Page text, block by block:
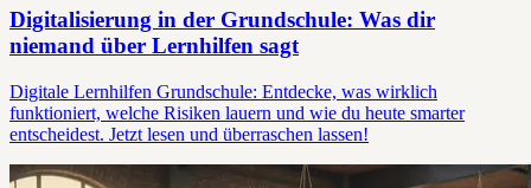
Digitalisierung in der Grundschule: Was dir
niemand über Lernhilfen sagt
Digitale Lernhilfen Grundschule: Entdecke, was wirklich
funktioniert, welche Risiken lauern und wie du heute smarter
entscheidest. Jetzt lesen und überraschen lassen!